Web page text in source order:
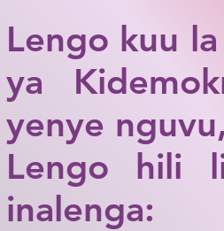
Lengo kuu
ya
yenye
Lengo hili
inalenga: